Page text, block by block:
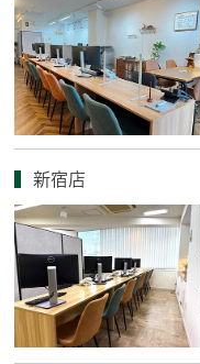
新宿店